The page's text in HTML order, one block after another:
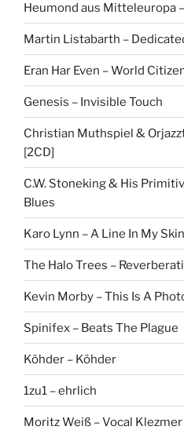
Heumond aus Mitteleuropa
Martin Listabarth –
Eran Har Even – World
Genesis – Invisible Touch
Christian Muthspiel &
[2CD]
C.W. Stoneking & His
Blues
Karo Lynn – A Line In My Skin
The Halo Trees –
Kevin Morby – This Is A
Spinifex – Beats The Plague
Köhder – Köhder
1zu1 – ehrlich
Moritz Weiß – Vocal